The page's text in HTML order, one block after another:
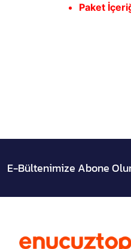
Paket
E-Bültenimize Abone